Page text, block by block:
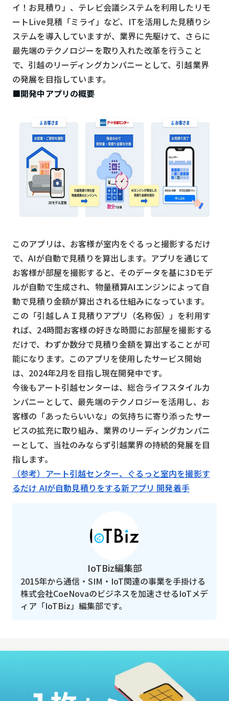
スマホ
リセット
検索する
イ！お見積り」、テレビ会議システムを利用したリモ
ートLive見積「ミライ」など、ITを活用した見積りシ
ステムを導入していますが、業界に先駆けて、さらに
最先端のテクノロジーを取り入れた改革を行うこと
で、引越のリーディングカンパニーとして、引越業界
の発展を目指しています。
■開発中アプリの概要
このアプリは、お客様が室内をぐるっと撮影するだけ
で、AIが自動で見積りを算出します。アプリを通じて
お客様が部屋を撮影すると、そのデータを基に3Dモデ
ルが自動で生成され、物量積算AIエンジンによって自
動で見積り金額が算出される仕組みになっています。
この「引越しＡＩ見積りアプリ（名称仮）」を利用す
れば、24時間お客様の好きな時間にお部屋を撮影する
だけで、わずか数分で見積り金額を算出することが可
能になります。このアプリを使用したサービス開始
は、2024年2月を目指し現在開発中です。
今後もアート引越センターは、総合ライフスタイルカ
ンパニーとして、最先端のテクノロジーを活用し、お
客様の「あったらいいな」の気持ちに寄り添ったサー
ビスの拡充に取り組み、業界のリーディングカンパニ
ーとして、当社のみならず引越業界の持続的発展を目
指します。
（参考）アート引越センター、ぐるっと室内を撮影す
るだけ AIが自動見積りをする新アプリ 開発着手
IoTBiz編集部
2015年から通信・SIM・IoT関連の事業を手掛ける
株式会社CoeNovaのビジネスを加速させるIoTメデ
ィア「IoTBiz」編集部です。